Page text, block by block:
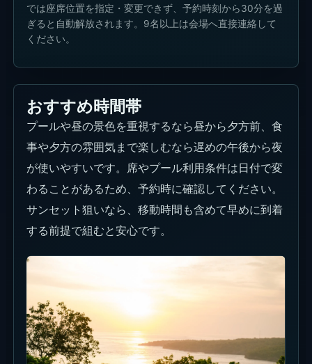
では座席位置を指定・変更できず、予約時刻から30分を過
ぎると自動解放されます。9名以上は会場へ直接連絡して
ください。
おすすめ時間帯
プールや昼の景色を重視するなら昼から夕方前、食
事や夕方の雰囲気まで楽しむなら遅めの午後から夜
が使いやすいです。席やプール利用条件は日付で変
わることがあるため、予約時に確認してください。
サンセット狙いなら、移動時間も含めて早めに到着
する前提で組むと安心です。